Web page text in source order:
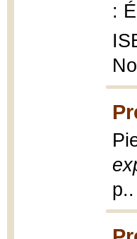
:
p..